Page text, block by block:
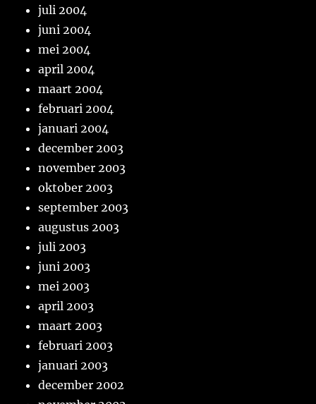
juli 2004
juni 2004
mei 2004
april 2004
maart 2004
februari 2004
januari 2004
december 2003
november 2003
oktober 2003
september 2003
augustus 2003
juli 2003
juni 2003
mei 2003
april 2003
maart 2003
februari 2003
januari 2003
december 2002